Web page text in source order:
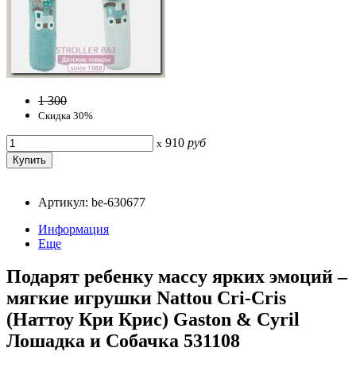
1 300
Скидка 30%
x 910 руб
Артикул: be-630677
Информация
Еще
Подарят ребенку массу ярких эмоций –
мягкие игрушки Nattou Cri-Cris
(Наттоу Кри Крис) Gaston & Cyril
Лошадка и Собачка 531108